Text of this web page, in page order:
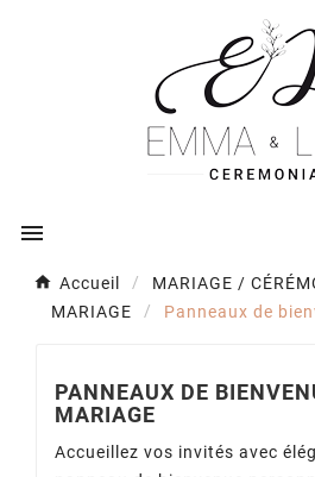

Accueil MARIAGE /
MARIAGE
Panneaux de
PANNEAUX DE
MARIAGE
Accueillez vos invités avec